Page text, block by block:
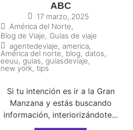
ABC
17 marzo, 2025
América del Norte,
Blog de Viaje, Guias de viaje
agentedeviaje, america,
América del norte, blog, datos,
eeuu, guias, guiasdeviaje,
new york, tips
Si tu intención es ir a la Gran
Manzana y estás buscando
información, interiorizándote...